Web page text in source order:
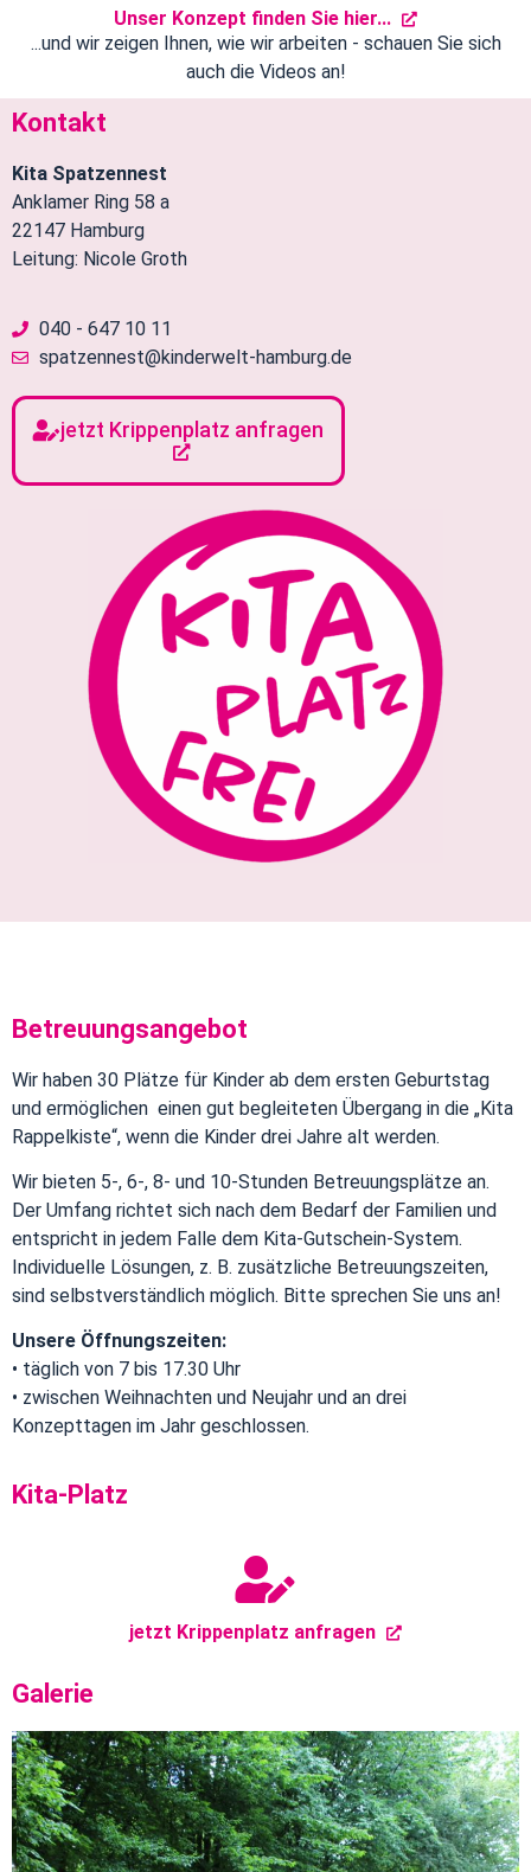
Unser Konzept finden Sie hier...
...und wir zeigen Ihnen, wie wir arbeiten - schauen Sie sich
auch die Videos an!
Kontakt
Kita Spatzennest
Anklamer Ring 58 a
22147 Hamburg
Leitung: Nicole Groth
040 - 647 10 11
spatzennest@kinderwelt-hamburg.de
jetzt Krippenplatz anfragen
Betreuungsangebot
Wir haben 30 Plätze für Kinder ab dem ersten Geburtstag
und ermöglichen einen gut begleiteten Übergang in die „Kita
Rappelkiste“, wenn die Kinder drei Jahre alt werden.
Wir bieten 5-, 6-, 8- und 10-Stunden Betreuungsplätze an.
Der Umfang richtet sich nach dem Bedarf der Familien und
entspricht in jedem Falle dem Kita-Gutschein-System.
Individuelle Lösungen, z. B. zusätzliche Betreuungszeiten,
sind selbstverständlich möglich. Bitte sprechen Sie uns an!
Unsere Öffnungszeiten:
• täglich von 7 bis 17.30 Uhr
• zwischen Weihnachten und Neujahr und an drei
Konzepttagen im Jahr geschlossen.
Kita-Platz
jetzt Krippenplatz anfragen
Galerie